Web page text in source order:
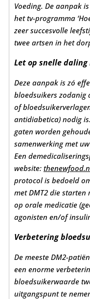
Voeding. De aanpak
het tv-programma
zeersuccesvolle
twee artsen in het
Let op snelle
Deze aanpak is zó
bloedsuikers zodanig
of
antidiabetica) nodig is.
gaten worden
samenwerking met
Een
website:
protocol is bedoeld
met DMT2 die starten
op orale medicatie
agonisten en/of
Verbetering
De meeste DM2-
een enorme
bloedsuikerwaarde
uitgangspunt te